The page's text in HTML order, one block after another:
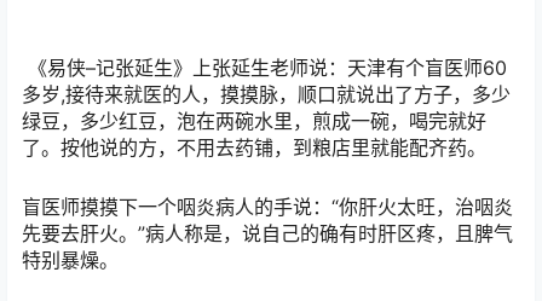
《易侠–记张延生》上张延生老师说：天津有个盲医师60
多岁,接待来就医的人，摸摸脉，顺口就说出了方子，多少
绿豆，多少红豆，泡在两碗水里，煎成一碗，喝完就好
了。按他说的方，不用去药铺，到粮店里就能配齐药。
盲医师摸摸下一个咽炎病人的手说：“你肝火太旺，治咽炎
先要去肝火。”病人称是，说自己的确有时肝区疼，且脾气
特别暴燥。